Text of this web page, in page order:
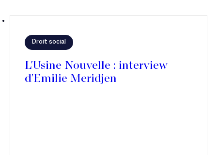
Droit social
L'Usine Nouvelle : interview
d'Emilie Meridjen